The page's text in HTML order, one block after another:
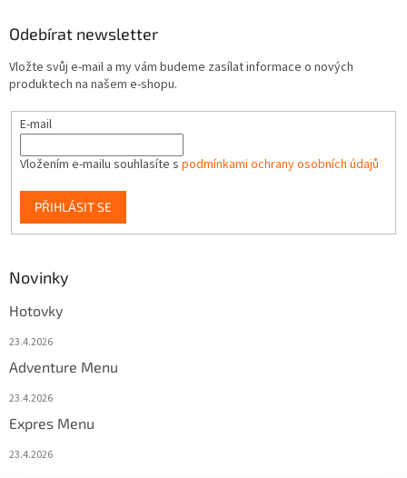
Odebírat newsletter
Vložte svůj e-mail a my vám budeme zasílat informace o nových
produktech na našem e-shopu.
E-mail
Vložením e-mailu souhlasíte s podmínkami ochrany osobních údajů
PŘIHLÁSIT SE
Novinky
Hotovky
23.4.2026
Adventure Menu
23.4.2026
Expres Menu
23.4.2026